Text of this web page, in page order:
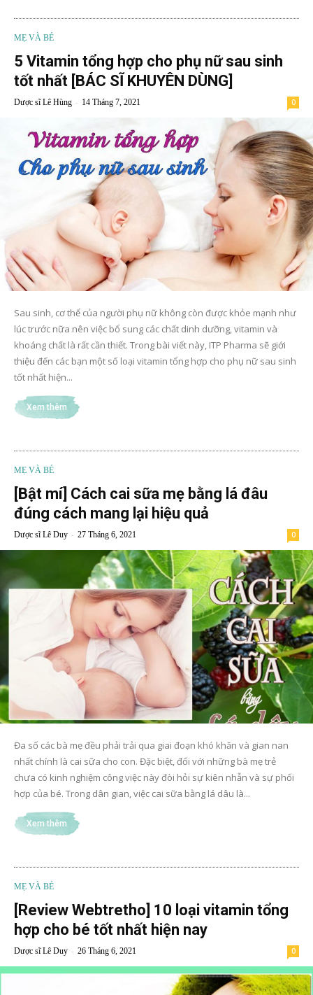
MẸ VÀ BÉ
5 Vitamin tổng hợp cho phụ nữ sau sinh
tốt nhất [BÁC SĨ KHUYÊN DÙNG]
Dược sĩ Lê Hùng - 14 Tháng 7, 2021 0
Sau sinh, cơ thể của người phụ nữ không còn được khỏe mạnh như
lúc trước nữa nên việc bổ sung các chất dinh dưỡng, vitamin và
khoáng chất là rất cần thiết. Trong bài viết này, ITP Pharma sẽ giới
thiệu đến các bạn một số loại vitamin tổng hợp cho phụ nữ sau sinh
tốt nhất hiện...
Xem thêm
MẸ VÀ BÉ
[Bật mí] Cách cai sữa mẹ bằng lá đâu
đúng cách mang lại hiệu quả
Dược sĩ Lê Duy - 27 Tháng 6, 2021 0
Đa số các bà mẹ đều phải trải qua giai đoạn khó khăn và gian nan
nhất chính là cai sữa cho con. Đặc biệt, đối với những bà mẹ trẻ
chưa có kinh nghiệm công việc này đòi hỏi sự kiên nhẫn và sự phối
hợp của bé. Trong dân gian, việc cai sữa bằng lá dâu là...
Xem thêm
MẸ VÀ BÉ
[Review Webtretho] 10 loại vitamin tổng
hợp cho bé tốt nhất hiện nay
Dược sĩ Lê Duy - 26 Tháng 6, 2021 0